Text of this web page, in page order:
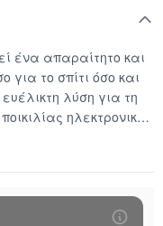
ένα απαραίτητο και
για το σπίτι όσο και
λύση για τη
ηλεκτρονικών
μπορεί να
πολλά
ο αντάπτορας
συσκευές, να